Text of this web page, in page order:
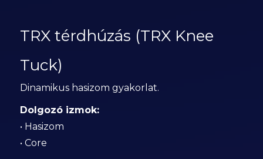
TRX térdhúzás (TRX Knee
Tuck)
Dinamikus hasizom gyakorlat.
Dolgozó izmok:
• Hasizom
• Core